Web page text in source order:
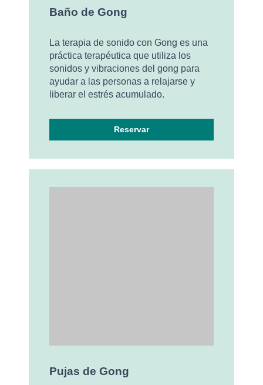
Baño de Gong
La terapia de sonido con Gong es una
práctica terapéutica que utiliza los
sonidos y vibraciones del gong para
ayudar a las personas a relajarse y
liberar el estrés acumulado.
Pujas de Gong
Reservar